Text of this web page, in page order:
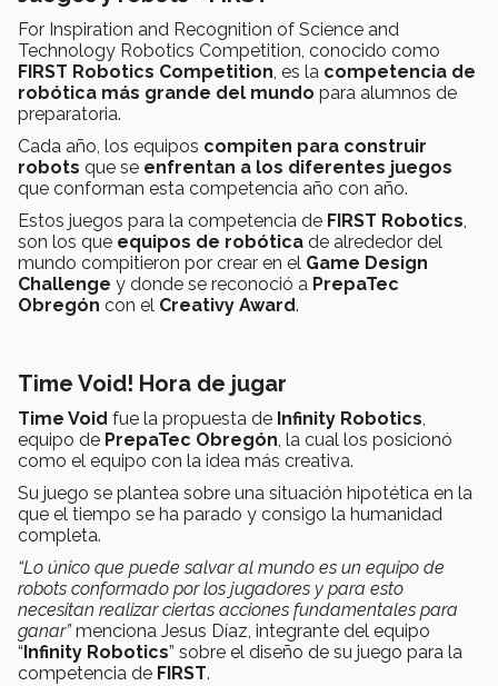
For Inspiration and Recognition of Science and
Technology Robotics Competition, conocido como
FIRST Robotics Competition, es la competencia de
robótica más grande del mundo para alumnos de
preparatoria.
Cada año, los equipos compiten para construir
robots que se enfrentan a los diferentes juegos
que conforman esta competencia año con año.
Estos juegos para la competencia de FIRST Robotics,
son los que equipos de robótica de alrededor del
mundo compitieron por crear en el Game Design
Challenge y donde se reconoció a PrepaTec
Obregón con el Creativy Award.
Time Void! Hora de jugar
Time Void fue la propuesta de Infinity Robotics,
equipo de PrepaTec Obregón, la cual los posicionó
como el equipo con la idea más creativa.
Su juego se plantea sobre una situación hipotética en la
que el tiempo se ha parado y consigo la humanidad
completa.
“Lo único que puede salvar al mundo es un equipo de
robots conformado por los jugadores y para esto
necesitan realizar ciertas acciones fundamentales para
ganar”menciona Jesus Díaz, integrante del equipo
“Infinity Robotics” sobre el diseño de su juego para la
competencia de FIRST.